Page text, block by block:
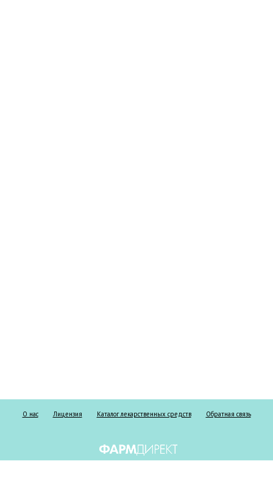
О нас Лицензия Каталог лекарственных средств Обратная связь